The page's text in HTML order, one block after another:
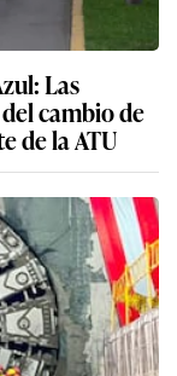
Las
cambio de
de la ATU